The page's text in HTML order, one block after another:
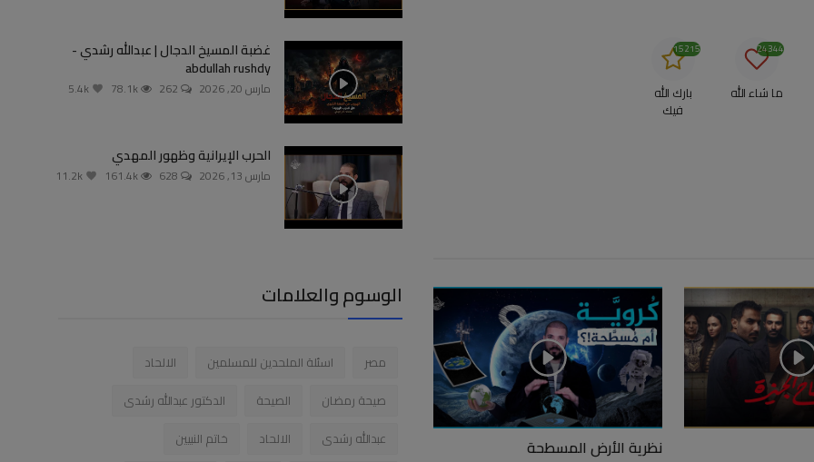
ما شاء الله
24344
بارك الله
فيك
15215
نظرية الأرض المسطحة
غضبة المسيخ الدجال | عبدالله رشدي -
abdullah rushdy
مارس 20, 2026 262
78.1k
الحرب الإيرانية وظهور المهدي
مارس 13, 2026 628
161.4k
الوسوم والعلامات
مصر اسئلة الملحدين للمسلمين
الالحاد
صيحة رمضان
الصيحة
الدكتور عبدالله رشدى
عبدالله رشدى
الالحاد
خاتم النبيين